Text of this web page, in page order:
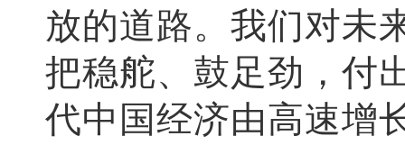
放的道路。我们对未
把稳舵、鼓足劲，付
代中国经济由高速增